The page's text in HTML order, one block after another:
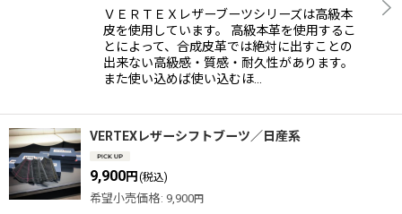
ＶＥＲＴＥＸレザーブーツシリーズは高級本
皮を使用しています。 高級本革を使用するこ
とによって、合成皮革では絶対に出すことの
出来ない高級感・質感・耐久性があります。
また使い込めば使い込むほ…
VERTEXレザーシフトブーツ／日産系
9,900円 (税込)
希望小売価格: 9,900円